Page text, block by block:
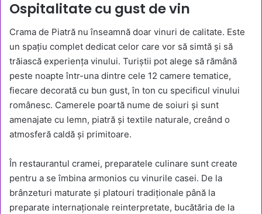
Ospitalitate cu gust de vin
Crama de Piatră nu înseamnă doar vinuri de calitate. Este
un spațiu complet dedicat celor care vor să simtă și să
trăiască experiența vinului. Turiștii pot alege să rămână
peste noapte într-una dintre cele 12 camere tematice,
fiecare decorată cu bun gust, în ton cu specificul vinului
românesc. Camerele poartă nume de soiuri și sunt
amenajate cu lemn, piatră și textile naturale, creând o
atmosferă caldă și primitoare.
În restaurantul cramei, preparatele culinare sunt create
pentru a se îmbina armonios cu vinurile casei. De la
brânzeturi maturate și platouri tradiționale până la
preparate internaționale reinterpretate, bucătăria de la